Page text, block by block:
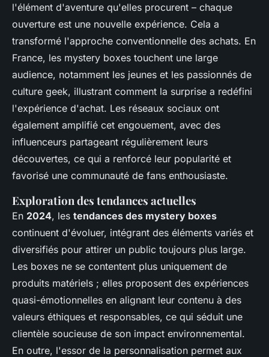
l'élément d'aventure qu'elles procurent – chaque
ouverture est une nouvelle expérience. Cela a
transformé l'approche conventionnelle des achats. En
France, les mystery boxes touchent une large
audience, notamment les jeunes et les passionnés de
culture geek, illustrant comment la surprise a redéfini
l'expérience d'achat. Les réseaux sociaux ont
également amplifié cet engouement, avec des
influenceurs partageant régulièrement leurs
découvertes, ce qui a renforcé leur popularité et
favorisé une communauté de fans enthousiaste.
Exploration des tendances actuelles
En 2024, les tendances des mystery boxes
continuent d'évoluer, intégrant des éléments variés et
diversifiés pour attirer un public toujours plus large.
Les boxes ne se contentent plus uniquement de
produits matériels ; elles proposent des expériences
quasi-émotionnelles en alignant leur contenu à des
valeurs éthiques et responsables, ce qui séduit une
clientèle soucieuse de son impact environnemental.
En outre, l'essor de la personnalisation permet aux